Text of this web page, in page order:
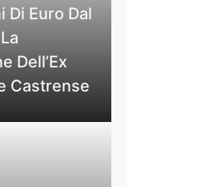
Di Euro Dal
Dell’Ex
Castrense